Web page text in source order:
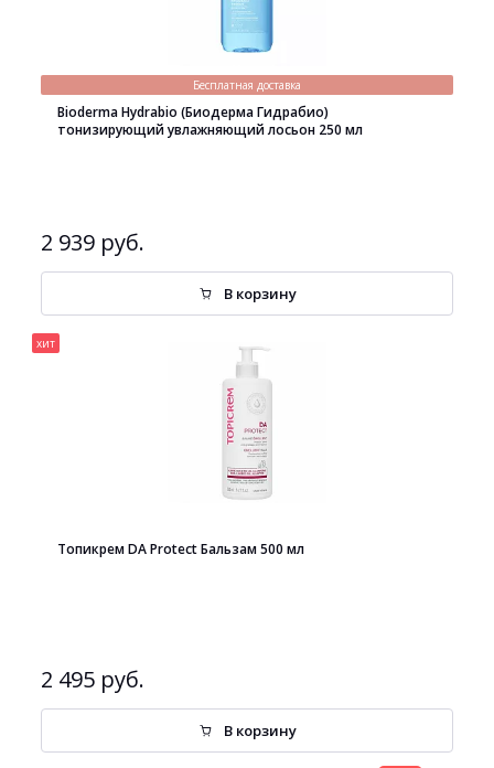
Бесплатная доставка
Bioderma Hydrabio (Биодерма Гидрабио)
тонизирующий увлажняющий лосьон 250 мл
2 939 руб.
В корзину
хит
Топикрем DA Protect Бальзам 500 мл
2 495 руб.
В корзину